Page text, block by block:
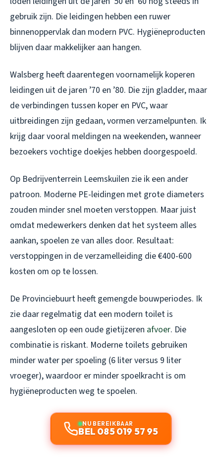
gebruik zijn. Die leidingen hebben een ruwer
binnenoppervlak dan modern PVC. Hygiëneproducten
blijven daar makkelijker aan hangen.
Walsberg heeft daarentegen voornamelijk koperen
leidingen uit de jaren ’70 en ’80. Die zijn gladder, maar
de verbindingen tussen koper en PVC, waar
uitbreidingen zijn gedaan, vormen verzamelpunten. Ik
krijg daar vooral meldingen na weekenden, wanneer
bezoekers vochtige doekjes hebben doorgespoeld.
Op Bedrijventerrein Leemskuilen zie ik een ander
patroon. Moderne PE-leidingen met grote diameters
zouden minder snel moeten verstoppen. Maar juist
omdat medewerkers denken dat het systeem alles
aankan, spoelen ze van alles door. Resultaat:
verstoppingen in de verzamelleiding die €400-600
kosten om op te lossen.
De Provinciebuurt heeft gemengde bouwperiodes. Ik
zie daar regelmatig dat een modern toilet is
aangesloten op een oude gietijzeren afvoer. Die
combinatie is riskant. Moderne toilets gebruiken
minder water per spoeling (6 liter versus 9 liter
vroeger), waardoor er minder spoelkracht is om
hygiëneproducten weg te spoelen.
NU BEREIKBAAR
BEL 085 019 57 95